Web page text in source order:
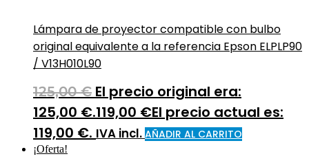
Lámpara de proyector compatible con bulbo
original equivalente a la referencia Epson ELPLP90
/ V13H010L90
125,00€ El precio original era:
125,00 €.119,00 €El precio actual es:
119,00 €. IVA incl. AÑADIR AL CARRITO
¡Oferta!